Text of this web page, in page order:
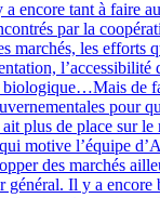
encore tant à faire
par la
marchés, les efforts
l’accessibilité
biologique…Mais de
pour
plus de place sur le
motive l’équipe
des marchés
général. Il y a encore